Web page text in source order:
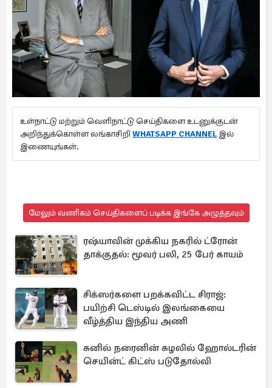
உள்நாட்டு மற்றும் வெளிநாட்டு செய்திகளை உடனுக்குடன்
அறிந்துக்கொள்ள லங்காசிறி WHATSAPP CHANNEL இல்
இணையுங்கள்.
மேலும் வணிகம் செய்திகளைப் படிக்க இங்கே அழுத்தவும்
ரஷ்யாவின் முக்கிய நகரில் ட்ரோன்
தாக்குதல்: மூவர் பலி, 25 பேர் காயம்
சிக்ஸர்களை பறக்கவிட்ட சிராஜ்:
பயிற்சி டெஸ்டில் இலங்கையை
வீழ்த்திய இந்திய அணி
சுனில் நரைனின் சுழலில் ஹோல்டரின்
செயின்ட் கிட்ஸ் படுதோல்வி